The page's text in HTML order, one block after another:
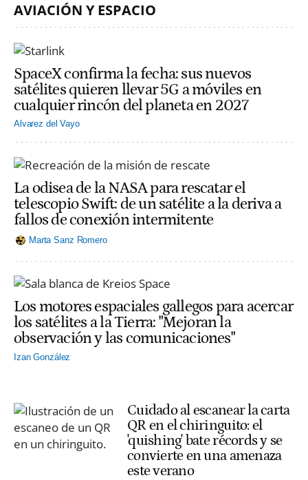
AVIACIÓN Y ESPACIO
SpaceX confirma la fecha: sus nuevos
satélites quieren llevar 5G a móviles en
cualquier rincón del planeta en 2027
Alvarez del Vayo
La odisea de la NASA para rescatar el
telescopio Swift: de un satélite a la deriva a
fallos de conexión intermitente
Marta Sanz Romero
Los motores espaciales gallegos para acercar
los satélites a la Tierra: "Mejoran la
observación y las comunicaciones"
Izan González
Cuidado al escanear la carta
QR en el chiringuito: el
'quishing' bate récords y se
convierte en una amenaza
este verano